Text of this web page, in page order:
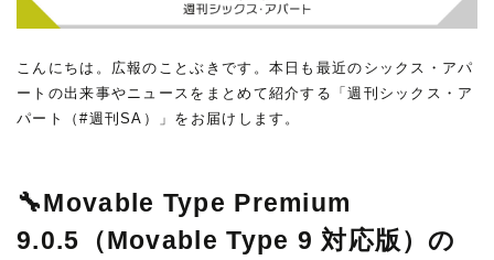
こんにちは。広報のことぶきです。本日も最近のシックス・アパ
ートの出来事やニュースをまとめて紹介する「週刊シックス・ア
パート（#週刊SA）」をお届けします。
🔧Movable Type Premium
9.0.5（Movable Type 9 対応版）の